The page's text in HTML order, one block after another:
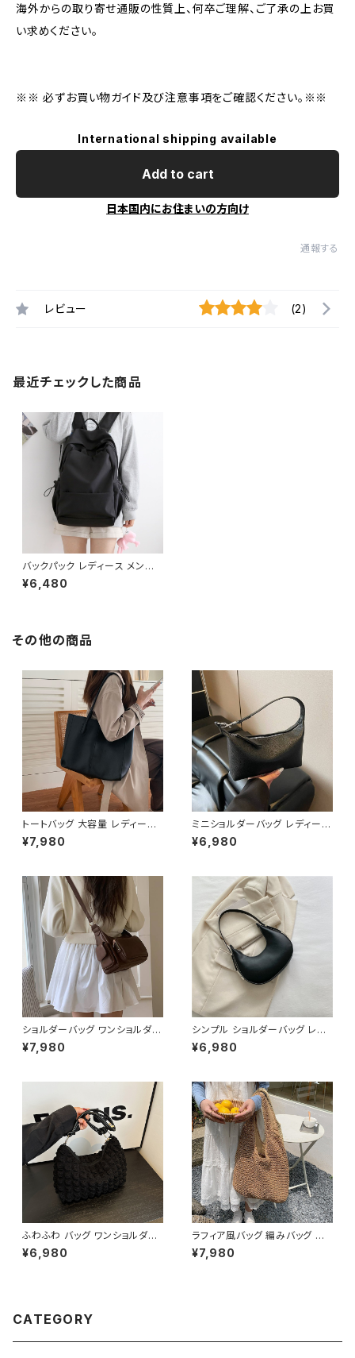
海外からの取り寄せ通販の性質上、何卒ご理解、ご了承の上お買
い求めください。
※※ 必ずお買い物ガイド及び注意事項をご確認ください。※※
International shipping available
Add to cart
日本国内にお住まいの方向け
通報する
レビュー (2)
最近チェックした商品
バックパック レディース メンズ
リュック 春夏 秋冬 春 夏 秋 冬
黒 バッグ リュックサック 無地 シ
ニセックス 男の子 女の子 A4 B
4 グレー ライトパープル ライト
ジコーデ カジュアル デイリー
お出かけ K-B0087
¥6,480
その他の商品
トートバッグ 大容量 レディース
フェイクレザー 無地 シンプル
バッグ A4対応 ママバッグ 通勤
¥7,980
ミニショルダーバッグ レディース
ワンショルダーバッグ 無地 シン
プル バッグ 斜めがけ 大人可愛
¥6,980
ショルダーバッグ ワンショルダー
バッグ レディース バッグ 肩掛け
斜めがけ クロスボディ おしゃれ
¥7,980
シンプル ショルダーバッグ レデ
ィースバッグ ワンショルダー 肩
掛け カジュアル PUレザー 高見
¥6,980
ふわふわ バッグ ワンショルダー
バッグ ハンドバッグ 韓国風 レデ
ィース かわいい 小さめ 軽量 お
¥6,980
ラフィア風バッグ 編みバッグ か
ごバッグ レディース 肩掛け 大
容量 ナチュラル素材 韓国ファッ
¥7,980
CATEGORY